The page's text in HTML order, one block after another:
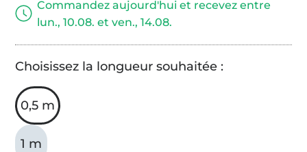
Commandez aujourd'hui et recevez entre
lun., 10.08. et ven., 14.08.
Choisissez la longueur souhaitée :
0,5 m
1 m